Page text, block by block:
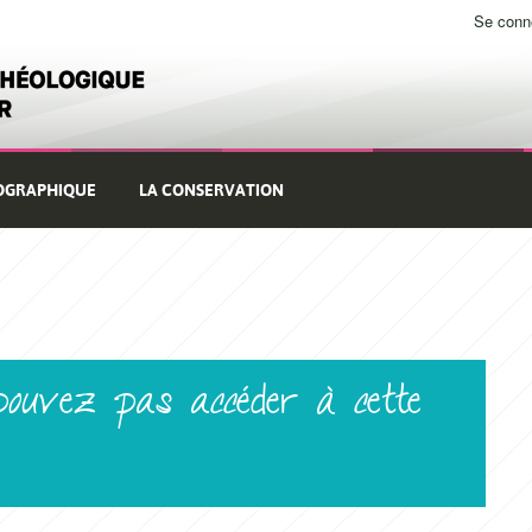
Se
LA CONSERVATION
pas accéder à cette